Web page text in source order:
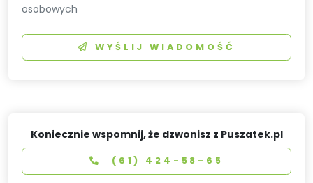
osobowych
WYŚLIJ WIADOMOŚĆ
Koniecznie wspomnij, że dzwonisz z Puszatek.pl
(61) 424-58-65